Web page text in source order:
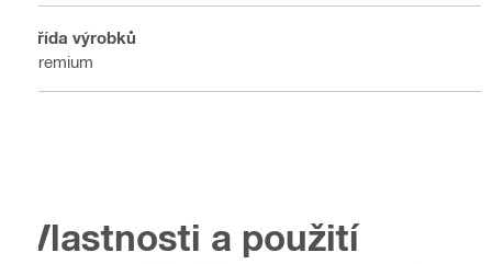
Třída výrobků
Premium
Vlastnosti a použití